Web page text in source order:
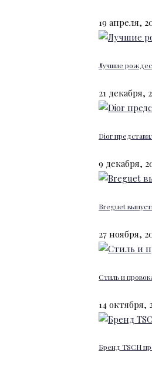
19 апреля,
Лучшие
21 декабря,
Dior
9 декабря,
Breguet
27 ноября,
Стиль и
14 октября,
Бренд TSCH